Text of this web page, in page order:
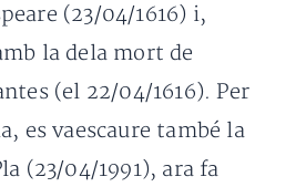
(23/04/1616) i,
la dela mort de
(el 22/04/1616). Per
es vaescaure també la
(23/04/1991), ara fa